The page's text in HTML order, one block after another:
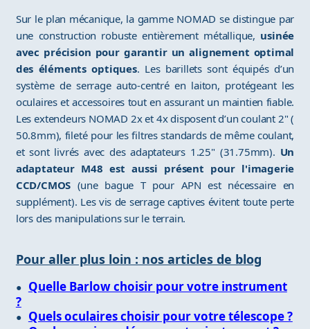
Sur le plan mécanique, la gamme NOMAD se distingue par
une construction robuste entièrement métallique, usinée
avec précision pour garantir un alignement optimal
des éléments optiques. Les barillets sont équipés d’un
système de serrage auto-centré en laiton, protégeant les
oculaires et accessoires tout en assurant un maintien fiable.
Les extendeurs NOMAD 2x et 4x disposent d’un coulant 2" (
50.8mm), fileté pour les filtres standards de même coulant,
et sont livrés avec des adaptateurs 1.25" (31.75mm). Un
adaptateur M48 est aussi présent pour l'imagerie
CCD/CMOS (une bague T pour APN est nécessaire en
supplément). Les vis de serrage captives évitent toute perte
lors des manipulations sur le terrain.
Pour aller plus loin : nos articles de blog
Quelle Barlow choisir pour votre instrument
?
Quels oculaires choisir pour votre télescope ?